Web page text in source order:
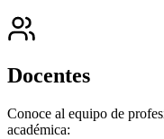
Docentes
Conoce al equipo de
académica: